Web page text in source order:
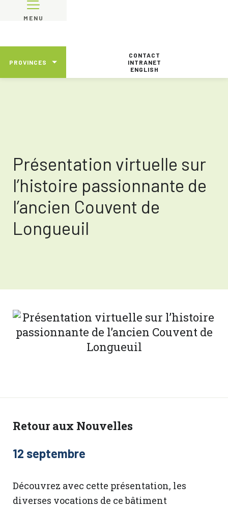
MENU
PROVINCES
CONTACT
INTRANET
ENGLISH
Présentation virtuelle sur
l’histoire passionnante de
l’ancien Couvent de
Longueuil
Retour aux Nouvelles
12 septembre
Découvrez avec cette présentation, les
diverses vocations de ce bâtiment